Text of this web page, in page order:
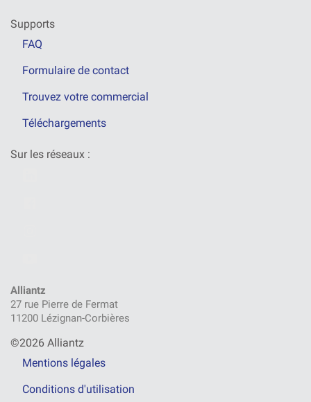
Supports
FAQ
Formulaire de contact
Trouvez votre commercial
Téléchargements
Sur les réseaux :
Alliantz
27 rue Pierre de Fermat
11200 Lézignan-Corbières
©2026 Alliantz
Mentions légales
Conditions d'utilisation